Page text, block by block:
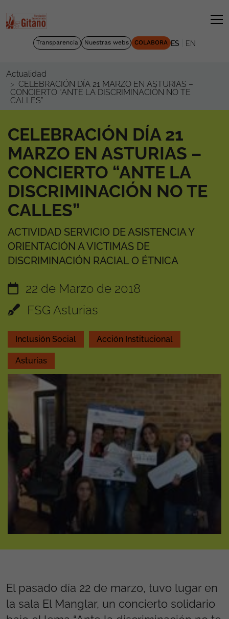
Transparencia Nuestras webs COLABORA ES EN
Actualidad
CELEBRACIÓN DÍA 21 MARZO EN ASTURIAS –
CONCIERTO “ANTE LA DISCRIMINACIÓN NO TE
CALLES”
CELEBRACIÓN DÍA 21
MARZO EN ASTURIAS –
CONCIERTO “ANTE LA
DISCRIMINACIÓN NO TE
CALLES”
ACTIVIDAD SERVICIO DE ASISTENCIA Y
ORIENTACIÓN A VICTIMAS DE
DISCRIMINACIÓN RACIAL O ÉTNICA
22 de Marzo de 2018
FSG Asturias
Inclusión Social Acción Institucional
Asturias
El pasado día 22 de marzo, tuvo lugar en
la sala El Manglar, un concierto solidario